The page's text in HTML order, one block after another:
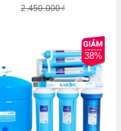
2.450.000₫
38%